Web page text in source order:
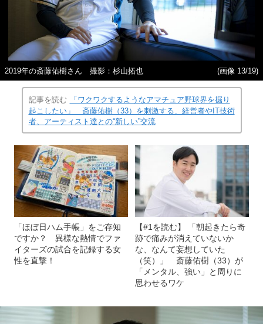
2019年の斎藤佑樹さん 撮影：杉山拓也 (画像 13/19)
記事を読む
「ワクワクするようなアマチュア野球界を掘り
起こしたい」 斎藤佑樹（33）を刺激する、経営者やIT技術
者、アーティスト達との“新しい”交流
「ほぼ日ハム手帳」をご存知
ですか？ 異様な熱情でファ
イターズの試合を記録する女
性を直撃！
【#1を読む】 「朝起きたら奇
跡で痛みが消えていないか
な、なんて妄想していた
（笑）」 斎藤佑樹（33）が
「メンタル、強い」と周りに
思わせるワケ